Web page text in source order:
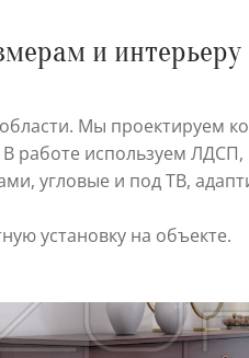
работы
и интерьеру
Мы проектируем
работе используем
угловые и под ТВ,
установку на объекте.